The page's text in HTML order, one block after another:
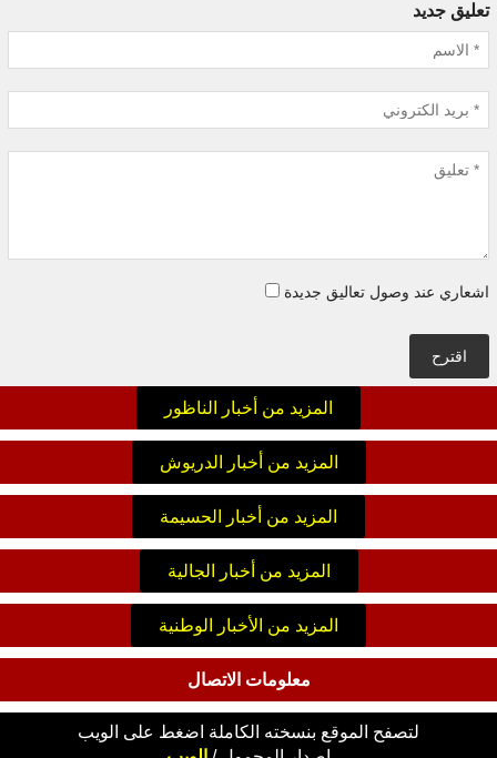
تعليق جديد
اشعاري عند وصول تعاليق جديدة
اقترح
المزيد من أخبار الناظور
المزيد من أخبار الدريوش
المزيد من أخبار الحسيمة
المزيد من أخبار الجالية
المزيد من الأخبار الوطنية
معلومات الاتصال
لتصفح الموقع بنسخته الكاملة اضغط على الويب